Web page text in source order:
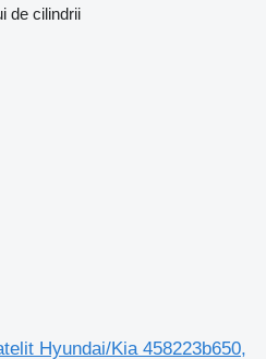
de cilindrii
Hyundai/Kia 458223b650,